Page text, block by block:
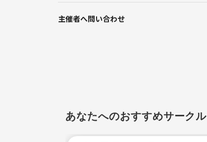
主催者へ問い合わせ
あなたへのおすすめサークル